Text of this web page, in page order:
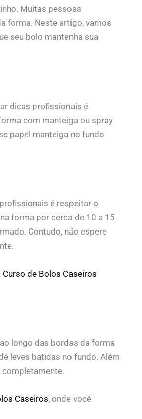
Muitas pessoas
forma. Neste artigo, vamos
seu bolo mantenha sua
dicas profissionais é
com manteiga ou spray
papel manteiga no fundo
é respeitar o
forma por cerca de 10 a 15
Contudo, não espere
Curso de Bolos Caseiros
longo das bordas da forma
leves batidas no fundo. Além
completamente.
Caseiros, onde você